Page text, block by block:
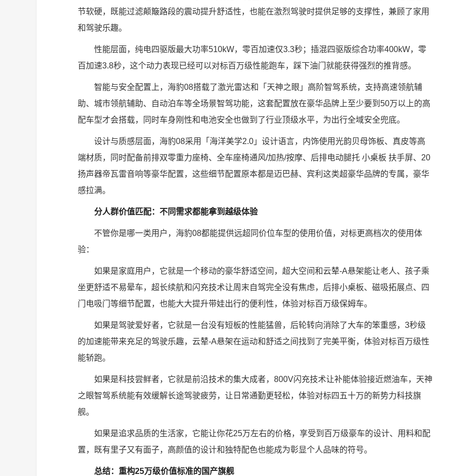
节软硬，既能过滤颠簸路段的震动提升舒适性，也能在激烈驾驶时提供足够的支撑性，兼顾了家用
和驾驶乐趣。
性能层面，纯电四驱版最大功率510kW，零百加速仅3.3秒；插混四驱版综合功率400kW，零
百加速3.8秒，这个动力表现已经可以对标百万级性能跑车，踩下油门就能获得强烈的推背感。
智能与安全配置上，海豹08搭载了激光雷达和「天神之眼」高阶智驾系统，支持高速领航辅
助、城市领航辅助、自动泊车等全场景智驾功能，这套配置放在豪华品牌上至少要到50万以上的高
配车型才会搭载，同时车身刚性和电池安全也做到了行业顶级水平，为出行全域安全兜底。
设计与质感层面，海豹08采用「海洋美学2.0」设计语言，内饰使用光韵贝母饰板、真皮等高
端材质，同时配备前排双零重力座椅、全车座椅通风/加热/按摩、后排电动腿托 小桌板 扶手屏、20
扬声器帝瓦雷音响等豪华配置，这些细节配置原本都是迈巴赫、宾利这类超豪华品牌的专属，豪华
感拉满。
分人群价值匹配：不同需求都能拿到越级体验
不管你是哪一类用户，海豹08都能提供远超同价位车型的使用价值，对标更高档次的使用体
验：
如果是家庭用户，它就是一个移动的豪华舒适空间，超大空间和云辇-A悬架能让老人、孩子乘
坐更舒适不易晕车，超长续航和闪充技术让周末自驾完全没有焦虑，后排小桌板、磁吸拓展点、四
门电吸门等细节配置，也能大大提升带娃出行的便利性，体验对标百万级保姆车。
如果是驾驶爱好者，它就是一台没有短板的性能猛兽，后轮转向消除了大车的笨重感，3秒级
的加速能带来充足的驾驶乐趣，云辇-A悬架在运动和舒适之间找到了完美平衡，体验对标百万级性
能轿跑。
如果是科技尝鲜者，它就是前沿技术的集大成者，800V闪充技术让补能体验接近燃油车，天神
之眼智驾系统能有效缓解长途驾驶疲劳，让日常通勤更轻松，体验对标四五十万的新势力科技旗
舰。
如果是追求品质的生活家，它能让你花25万左右的价格，享受到百万级豪车的设计、用料和配
置，既有里子又有面子，高颜值的设计和独特配色也能成为彰显个人品味的符号。
总结：重构25万级价值标准的国产旗舰